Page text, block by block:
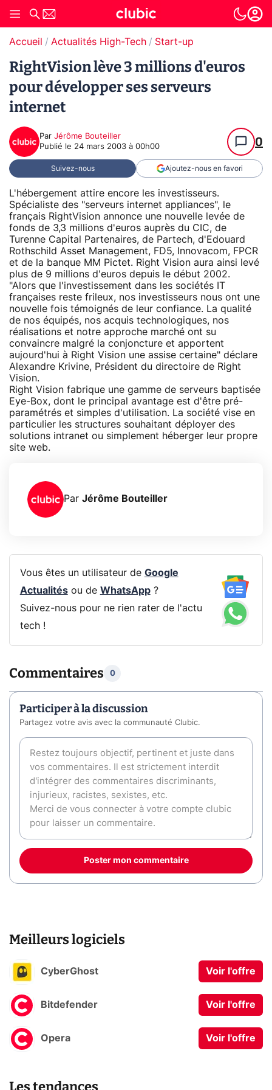
Accueil Actualités High-Tech Start-up
RightVision lève 3 millions d'euros
pour développer ses serveurs
internet
Par Jérôme Bouteiller
Publié le 24 mars 2003 à 00h00 0
Suivez-nous Ajoutez-nous en favori
L'hébergement attire encore les investisseurs.
Spécialiste des "serveurs internet appliances", le
français RightVision annonce une nouvelle levée de
fonds de 3,3 millions d'euros auprès du CIC, de
Turenne Capital Partenaires, de Partech, d'Edouard
Rothschild Asset Management, FD5, Innovacom, FPCR
et de la banque MM Pictet. Right Vision aura ainsi levé
plus de 9 millions d'euros depuis le début 2002.
"Alors que l'investissement dans les sociétés IT
françaises reste frileux, nos investisseurs nous ont une
nouvelle fois témoignés de leur confiance. La qualité
de nos équipés, nos acquis technologiques, nos
réalisations et notre approche marché ont su
convaincre malgré la conjoncture et apportent
aujourd'hui à Right Vision une assise certaine" déclare
Alexandre Krivine, Président du directoire de Right
Vision.
Right Vision fabrique une gamme de serveurs baptisée
Eye-Box, dont le principal avantage est d'être pré-
paramétrés et simples d'utilisation. La société vise en
particulier les structures souhaitant déployer des
solutions intranet ou simplement héberger leur propre
site web.
Par Jérôme Bouteiller
Vous êtes un utilisateur de Google
Actualitésou de WhatsApp?
Suivez-nous pour ne rien rater de l'actu
tech !
Commentaires 0
Participer à la discussion
Partagez votre avis avec la communauté Clubic.
Poster mon commentaire
Meilleurs logiciels
CyberGhost Voir l'offre
Bitdefender Voir l'offre
Opera Voir l'offre
Les tendances